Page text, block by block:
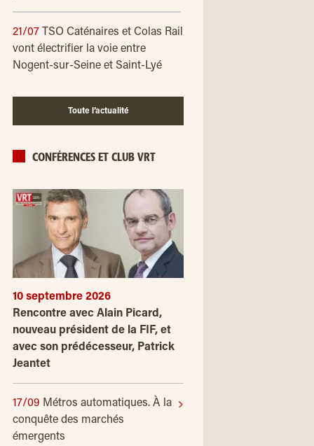
21/07
TSO Caténaires et Colas Rail
vont électrifier la voie entre
Nogent-sur-Seine et Saint-Lyé
Toute l’actualité
CONFÉRENCES ET CLUB VRT
10 septembre 2026
Rencontre avec Alain Picard,
nouveau président de la FIF, et
avec son prédécesseur, Patrick
Jeantet
17/09 Métros automatiques. À la
conquête des marchés
émergents